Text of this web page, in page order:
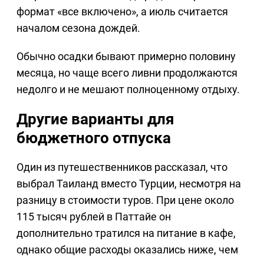
формат «все включено», а июль считается
началом сезона дождей.
Обычно осадки бывают примерно половину
месяца, но чаще всего ливни продолжаются
недолго и не мешают полноценному отдыху.
Другие варианты для
бюджетного отпуска
Один из путешественников рассказал, что
выбрал Таиланд вместо Турции, несмотря на
разницу в стоимости туров. При цене около
115 тысяч рублей в Паттайе он
дополнительно тратился на питание в кафе,
однако общие расходы оказались ниже, чем